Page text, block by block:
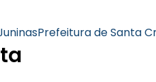
Prefeitura de Santa